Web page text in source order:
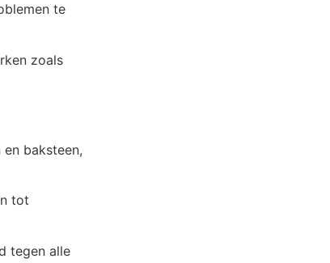
te
zoals
baksteen,
tot
tegen alle